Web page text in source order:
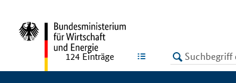
LISTE
124 Einträge